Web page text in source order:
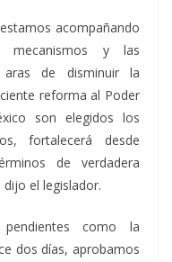
acompañando
mecanismos y las
aras de disminuir la
reforma al Poder
son elegidos los
fortalecerá desde
de verdadera
el legislador.
como la
dos días, aprobamos